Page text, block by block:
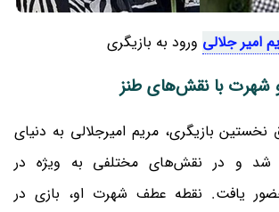
امیر جلالی ورود به بازیگری
شهرت با نقش‌های طنز
بازیگری، مریم امیرجلالی به دنیای
شد و در نقش‌های مختلفی به ویژه در
یافت. نقطه عطف شهرت او، بازی در